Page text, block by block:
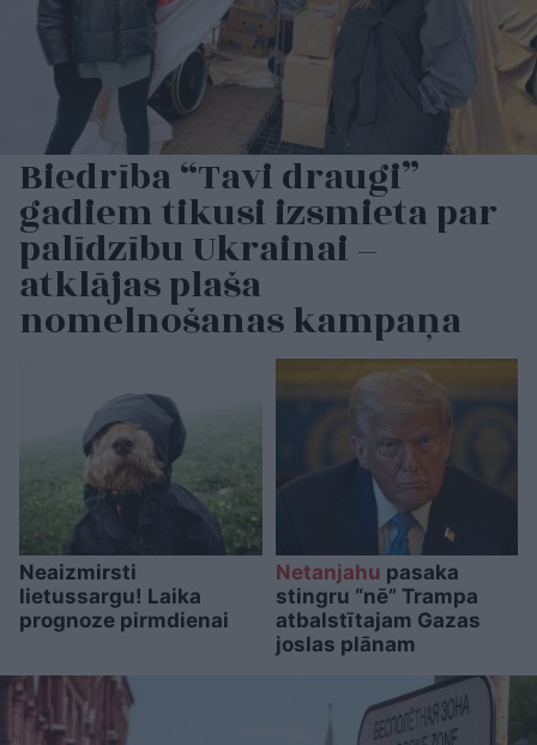
Biedrība “Tavi draugi”
gadiem tikusi izsmieta par
palīdzību Ukrainai –
atklājas plaša
nomelnošanas kampaņa
Neaizmirsti
lietussargu! Laika
prognoze pirmdienai
Netanjahu pasaka
stingru “nē” Trampa
atbalstītajam Gazas
joslas plānam